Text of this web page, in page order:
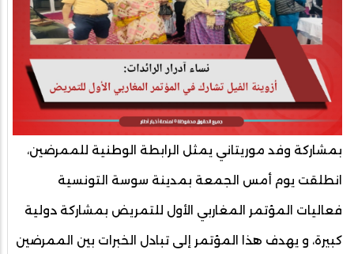
بمشاركة وفد موريتاني يمثل الرابطة الوطنية للممرضين،
انطلقت يوم أمس الجمعة بمدينة سوسة التونسية
فعاليات المؤتمر المغاربي الأول للتمريض بمشاركة دولية
كبيرة، و يهدف هذا المؤتمر إلى تبادل الخبرات بين الممرضين